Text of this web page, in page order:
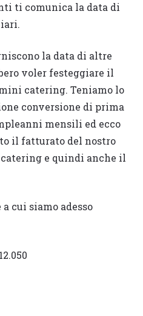
ti comunica la data di
la data di altre
voler festeggiare il
catering. Teniamo lo
conversione di prima
mensili ed ecco
il fatturato del nostro
e quindi anche il
cui siamo adesso